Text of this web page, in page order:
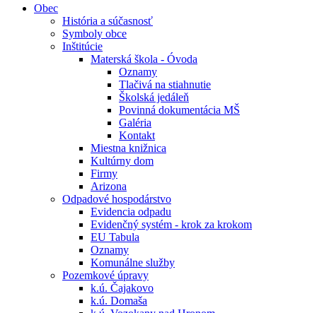
Obec
História a súčasnosť
Symboly obce
Inštitúcie
Materská škola - Óvoda
Oznamy
Tlačivá na stiahnutie
Školská jedáleň
Povinná dokumentácia MŠ
Galéria
Kontakt
Miestna knižnica
Kultúrny dom
Firmy
Arizona
Odpadové hospodárstvo
Evidencia odpadu
Evidenčný systém - krok za krokom
EU Tabula
Oznamy
Komunálne služby
Pozemkové úpravy
k.ú. Čajakovo
k.ú. Domaša